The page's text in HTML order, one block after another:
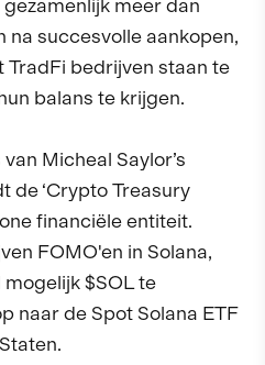
meer dan
na succesvolle aankopen,
TradFi bedrijven staan te
balans te krijgen.
Micheal Saylor’s
de ‘Crypto Treasury
financiële entiteit.
FOMO'en in Solana,
$SOL te
naar de Spot Solana ETF